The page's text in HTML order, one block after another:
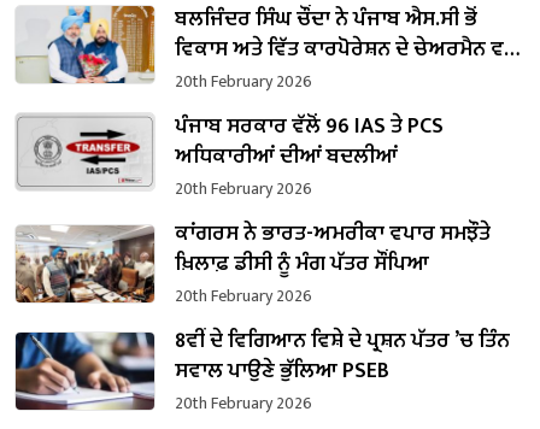
ਬਲਜਿੰਦਰ ਸਿੰਘ ਚੌਂਦਾ ਨੇ ਪੰਜਾਬ ਐਸ.ਸੀ ਭੋਂ
ਵਿਕਾਸ ਅਤੇ ਵਿੱਤ ਕਾਰਪੋਰੇਸ਼ਨ ਦੇ ਚੇਅਰਮੈਨ ਵਜੋਂ
ਸੰਭਾਲਿਆ ਕਾਰਜਭਾਰ
20th February 2026
ਪੰਜਾਬ ਸਰਕਾਰ ਵੱਲੋਂ 96 IAS ਤੇ PCS
ਅਧਿਕਾਰੀਆਂ ਦੀਆਂ ਬਦਲੀਆਂ
20th February 2026
ਕਾਂਗਰਸ ਨੇ ਭਾਰਤ-ਅਮਰੀਕਾ ਵਪਾਰ ਸਮਝੌਤੇ
ਖ਼ਿਲਾਫ਼ ਡੀਸੀ ਨੂੰ ਮੰਗ ਪੱਤਰ ਸੌਂਪਿਆ
20th February 2026
8ਵੀਂ ਦੇ ਵਿਗਿਆਨ ਵਿਸ਼ੇ ਦੇ ਪ੍ਰਸ਼ਨ ਪੱਤਰ ’ਚ ਤਿੰਨ
ਸਵਾਲ ਪਾਉਣੇ ਭੁੱਲਿਆ PSEB
20th February 2026